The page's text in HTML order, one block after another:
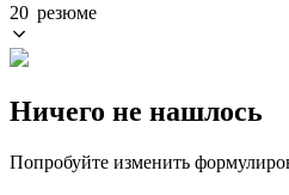
20 резюме
Ничего не нашлось
Попробуйте изменить